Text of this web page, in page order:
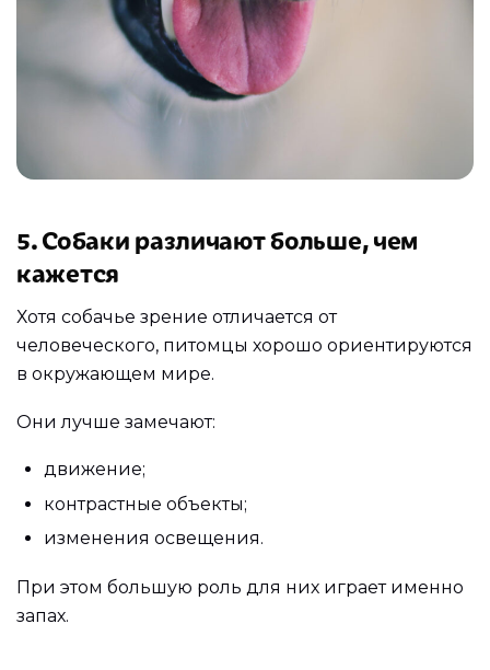
5. Собаки различают больше, чем
кажется
Хотя собачье зрение отличается от
человеческого, питомцы хорошо ориентируются
в окружающем мире.
Они лучше замечают:
движение;
контрастные объекты;
изменения освещения.
При этом большую роль для них играет именно
запах.